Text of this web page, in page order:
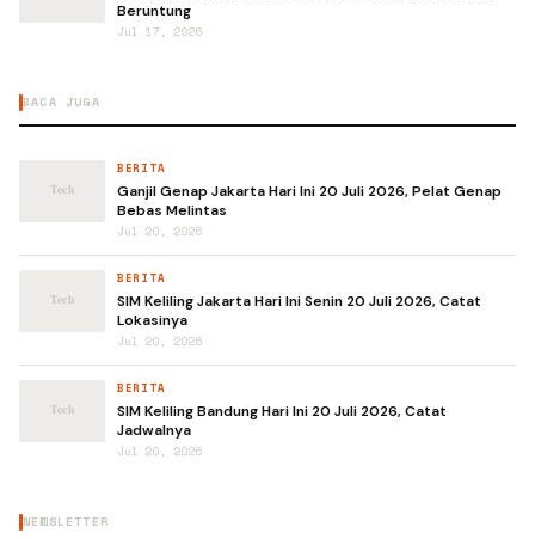
Beruntung
Jul 17, 2026
BACA JUGA
BERITA
Ganjil Genap Jakarta Hari Ini 20 Juli 2026, Pelat Genap
Bebas Melintas
Jul 20, 2026
BERITA
SIM Keliling Jakarta Hari Ini Senin 20 Juli 2026, Catat
Lokasinya
Jul 20, 2026
BERITA
SIM Keliling Bandung Hari Ini 20 Juli 2026, Catat
Jadwalnya
Jul 20, 2026
NEWSLETTER